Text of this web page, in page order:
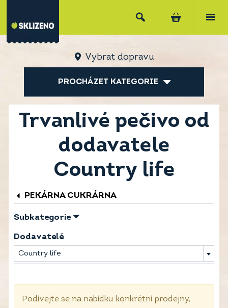
Vybrat dopravu
PROCHÁZET KATEGORIE
Trvanlivé pečivo od
dodavatele
Country life
PEKÁRNA CUKRÁRNA
Subkategorie
Dodavatelé
Country life
Podívejte se na nabídku konkrétní prodejny,